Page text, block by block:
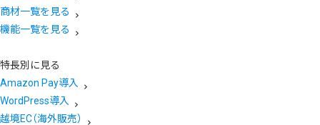
商材一覧を見る
機能一覧を見る
特長別に見る
Amazon Pay導入
WordPress導入
越境EC（海外販売）